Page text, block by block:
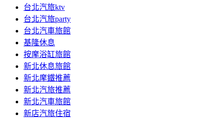
台北汽旅ktv
台北汽旅party
台北汽車旅館
基隆休息
按摩浴缸旅館
新北休息旅館
新北摩鐵推薦
新北汽旅推薦
新北汽車旅館
新店汽旅住宿